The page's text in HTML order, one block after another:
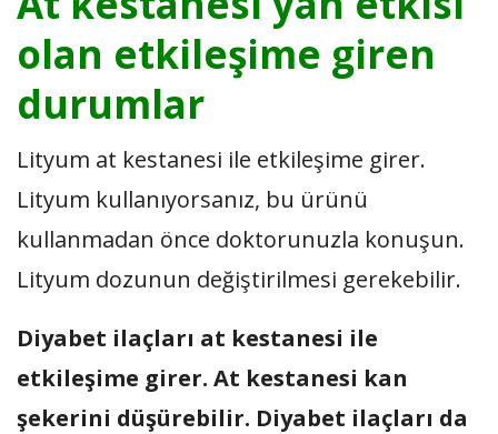
olan etkileşime giren
durumlar
Lityum at kestanesi ile etkileşime girer.
Lityum kullanıyorsanız, bu ürünü
kullanmadan önce doktorunuzla konuşun.
Lityum dozunun değiştirilmesi gerekebilir.
Diyabet ilaçları at kestanesi ile
etkileşime girer. At kestanesi kan
şekerini düşürebilir. Diyabet ilaçları da